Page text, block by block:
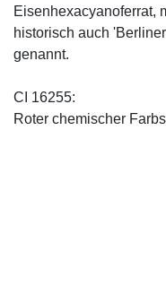
Eisenhexacyanoferrat,
historisch auch
genannt.
CI 16255:
Roter chemischer